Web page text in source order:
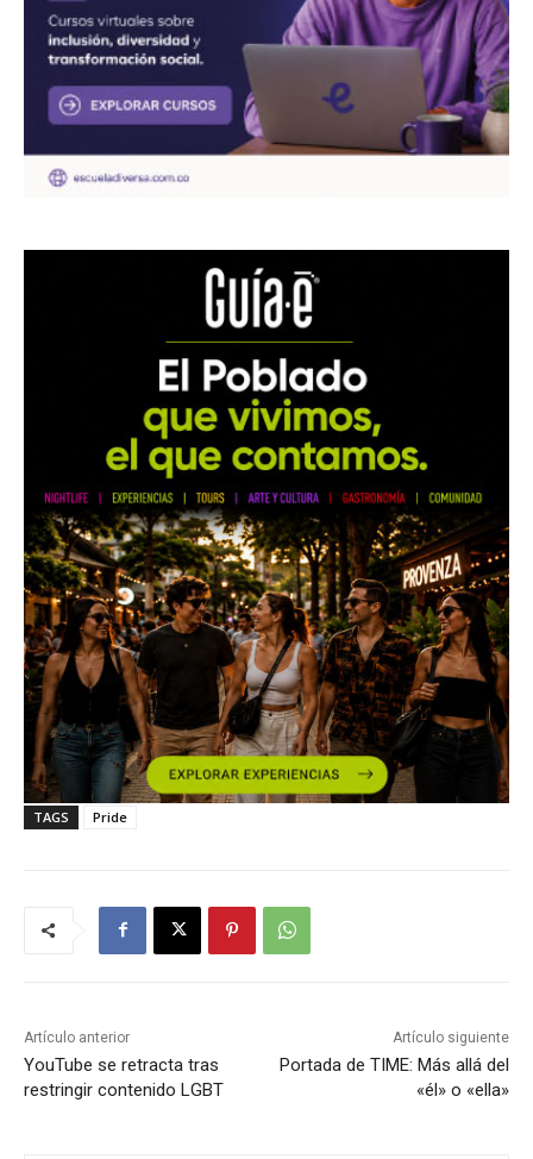
TAGS Pride
Artículo anterior
YouTube se retracta tras
restringir contenido LGBT
Artículo siguiente
Portada de TIME: Más allá del
«él» o «ella»